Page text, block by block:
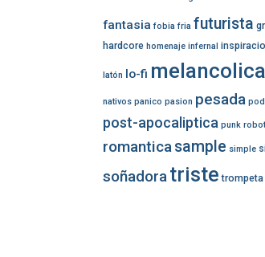
fantasia fobia fria futurista
hardcore homenaje infernal
latón lo-fi melancolica
nativos panico pasion pesada
post-apocaliptica punk robot
romanticasample simple
soñadora triste trompeta